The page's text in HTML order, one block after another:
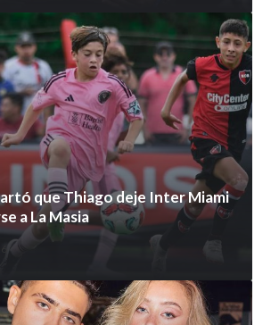
que Thiago deje Inter Miami
a La Masia